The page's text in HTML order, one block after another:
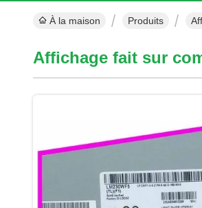
À la maison Produits
Affichage fait sur